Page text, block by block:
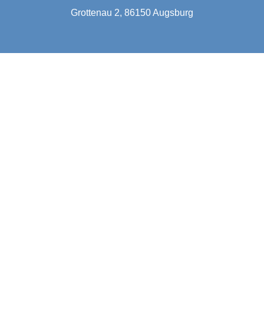
Grottenau 2, 86150 Augsburg